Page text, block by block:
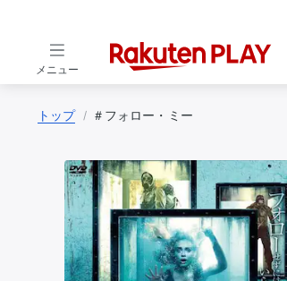
メニュー
トップ ＃フォロー・ミー